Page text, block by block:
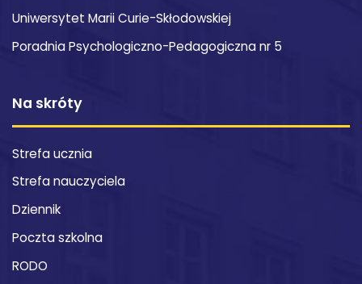
Uniwersytet Marii Curie-Skłodowskiej
Poradnia Psychologiczno-Pedagogiczna nr 5
Na skróty
Strefa ucznia
Strefa nauczyciela
Dziennik
Poczta szkolna
RODO